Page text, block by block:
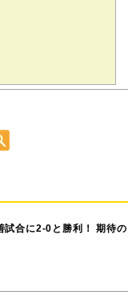
試合に2-0と勝利！ 期待の